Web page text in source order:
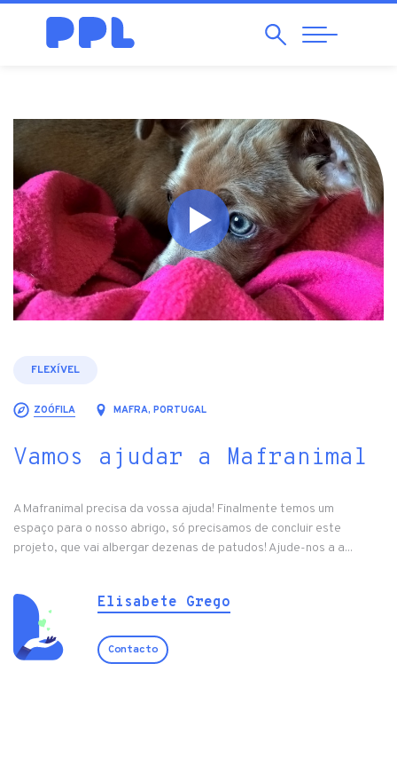
Pesquisar
Abrir
Navegação
FLEXÍVEL
ZOÓFILA MAFRA, PORTUGAL
Vamos ajudar a Mafranimal
A Mafranimal precisa da vossa ajuda! Finalmente temos um
espaço para o nosso abrigo, só precisamos de concluir este
projeto, que vai albergar dezenas de patudos! Ajude-nos a a...
Elisabete Grego
Contacto